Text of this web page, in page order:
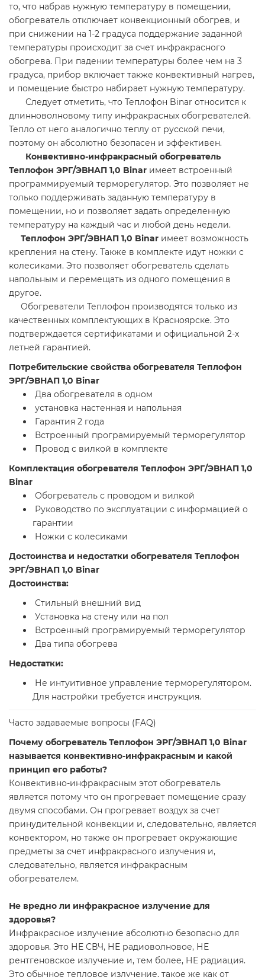
то, что набрав нужную температуру в помещении,
обогреватель отключает конвекционный обогрев, и
при снижении на 1-2 градуса поддержание заданной
температуры происходит за счет инфракрасного
обогрева. При падении температуры более чем на 3
градуса, прибор включает также конвективный нагрев,
и помещение быстро набирает нужную температуру.
Следует отметить, что Теплофон Binar относится к
длинноволновому типу инфракрасных обогревателей.
Тепло от него аналогично теплу от русской печи,
поэтому он абсолютно безопасен и эффективен.
Конвективно-инфракрасный обогреватель
Теплофон ЭРГ/ЭВНАП 1,0 Binar имеет встроенный
программируемый терморегулятор. Это позволяет не
только поддерживать заданную температуру в
помещении, но и позволяет задать определенную
температуру на каждый час и любой день недели.
Теплофон ЭРГ/ЭВНАП 1,0 Binar имеет возможность
крепления на стену. Также в комплекте идут ножки с
колесиками. Это позволяет обогреватель сделать
напольным и перемещать из одного помещения в
другое.
Обогреватели Теплофон производятся только из
качественных комплектующих в Красноярске. Это
подтверждается сертификатами и официальной 2-х
летней гарантией.
Потребительские свойства обогревателя Теплофон
ЭРГ/ЭВНАП 1,0 Binar
Два обогревателя в одном
установка настенная и напольная
Гарантия 2 года
Встроенный програмируемый терморегулятор
Провод с вилкой в комплекте
Комплектация обогревателя Теплофон ЭРГ/ЭВНАП 1,0
Binar
Обогреватель с проводом и вилкой
Руководство по эксплуатации с информацией о
гарантии
Ножки с колесиками
Достоинства и недостатки обогревателя Теплофон
ЭРГ/ЭВНАП 1,0 Binar
Достоинства:
Стильный внешний вид
Установка на стену или на пол
Встроенный програмируемый терморегулятор
Два типа обогрева
Недостатки:
Не интуитивное управление терморегулятором.
Для настройки требуется инструкция.
Часто задаваемые вопросы (FAQ)
Почему обогреватель Теплофон ЭРГ/ЭВНАП 1,0 Binar
называется конвективно-инфракрасным и какой
принцип его работы?
Конвективно-инфракрасным этот обогреватель
является потому что он прогревает помещение сразу
двумя способами. Он прогревает воздух за счет
принудительной конвекции и, следовательно, является
конвектором, но также он прогревает окружающие
предметы за счет инфракрасного излучения и,
следовательно, является инфракрасным
обогревателем.
Не вредно ли инфракрасное излучение для
здоровья?
Инфракрасное излучение абсолютно безопасно для
здоровья. Это НЕ СВЧ, НЕ радиоволновое, НЕ
рентгеновское излучение и, тем более, НЕ радиация.
Это обычное тепловое излучение, такое же как от